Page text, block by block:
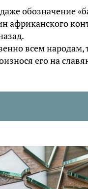
обозначение
африканского
всем
его на